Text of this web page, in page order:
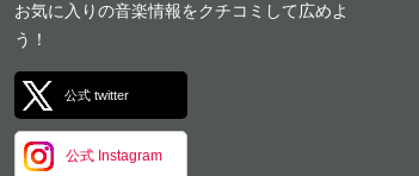
お気に入りの音楽情報をクチコミして広めよ
う！
公式 twitter
公式 Instagram